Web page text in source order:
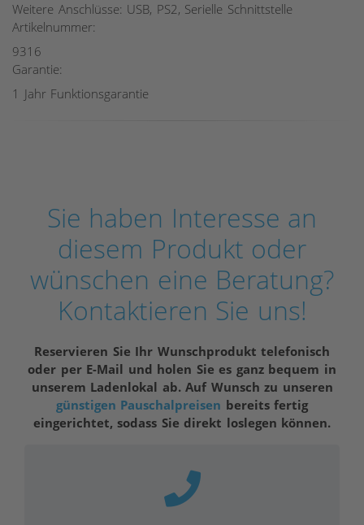
Weitere Anschlüsse: USB, PS2, Serielle Schnittstelle
Artikelnummer:
9316
Garantie:
1 Jahr Funktionsgarantie
Sie haben Interesse an
diesem Produkt oder
wünschen eine Beratung?
Kontaktieren Sie uns!
Reservieren Sie Ihr Wunschprodukt telefonisch
oder per E-Mail und holen Sie es ganz bequem in
unserem Ladenlokal ab. Auf Wunsch zu unseren
günstigen Pauschalpreisen bereits fertig
eingerichtet, sodass Sie direkt loslegen können.